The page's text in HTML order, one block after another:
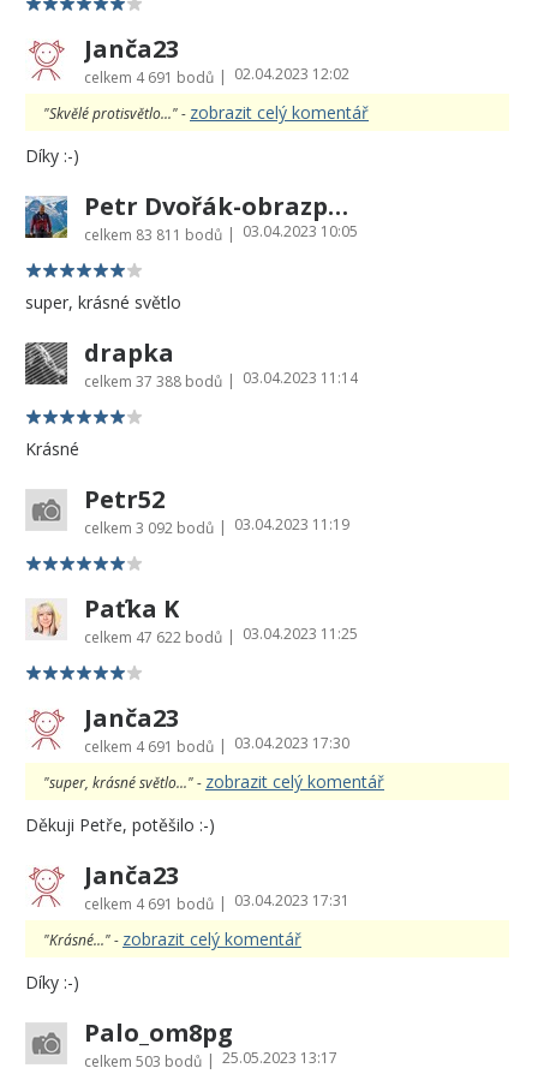
Janča23
celkem 4 691 bodů
02.04.2023 12:02
"Skvělé protisvětlo..." - zobrazit celý komentář
Díky :-)
Petr Dvořák-obrazprovas.cz
celkem 83 811 bodů 03.04.2023 10:05
super, krásné světlo
drapka
celkem 37 388 bodů 03.04.2023 11:14
Krásné
Petr52
celkem 3 092 bodů 03.04.2023 11:19
Paťka K
celkem 47 622 bodů 03.04.2023 11:25
Janča23
celkem 4 691 bodů
03.04.2023 17:30
"super, krásné světlo..." - zobrazit celý komentář
Děkuji Petře, potěšilo :-)
Janča23
celkem 4 691 bodů
03.04.2023 17:31
"Krásné..." - zobrazit celý komentář
Díky :-)
Palo_om8pg
celkem 503 bodů 25.05.2023 13:17